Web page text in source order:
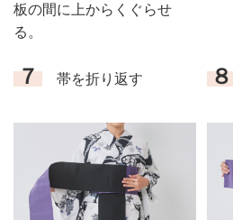
板の間に上からくぐらせ
る。
７ 帯を折り返す ８